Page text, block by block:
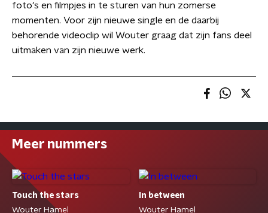
foto's en filmpjes in te sturen van hun zomerse
momenten. Voor zijn nieuwe single en de daarbij
behorende videoclip wil Wouter graag dat zijn fans deel
uitmaken van zijn nieuwe werk.
Meer nummers
Touch the stars
Wouter Hamel
In between
Wouter Hamel